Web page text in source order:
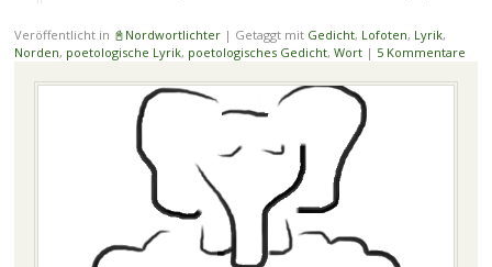
Veröffentlicht in 📓Nordwortlichter | Getaggt mit Gedicht, Lofoten, Lyrik,
Norden, poetologische Lyrik, poetologisches Gedicht, Wort | 5 Kommentare